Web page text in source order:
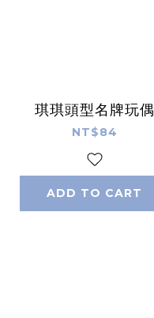
琪琪頭型名牌玩偶
NT$84
ADD TO CART